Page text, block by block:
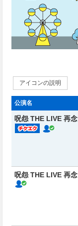
アイコンの説明
公演名
呪怨 THE LIVE 再念
呪怨 THE LIVE 再念